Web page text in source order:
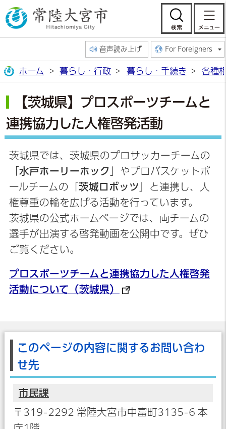
常陸大宮市公
検
音声読み上げ For Foreigners
ホーム 暮らし・行政 暮らし・手続き 各種
【茨城県】プロスポーツチームと
連携協力した人権啓発活動
茨城県では、茨城県のプロサッカーチームの
水戸ホーリーホック
」やプロバスケットボ
ールチームの「 茨城ロボッツ
」と連携し、人
権尊重の輪を広げる活動を行っています。
茨城県の公式ホームページでは、両チームの
選手が出演する啓発動画を公開中です。ぜひ
ご覧ください。
プロスポーツチームと連携協力した人権啓発
活動について（茨城県）
このページの内容に関するお問い合わ
せ先
市民課
〒319-2292 常陸大宮市中富町3135-6 本